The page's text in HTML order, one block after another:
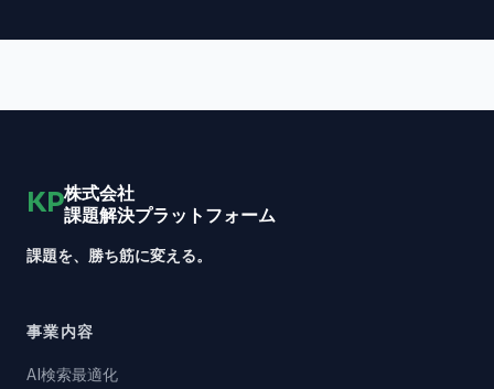
KP株式会社
課題解決プラットフォーム
課題を、勝ち筋に変える。
事業内容
AI検索最適化